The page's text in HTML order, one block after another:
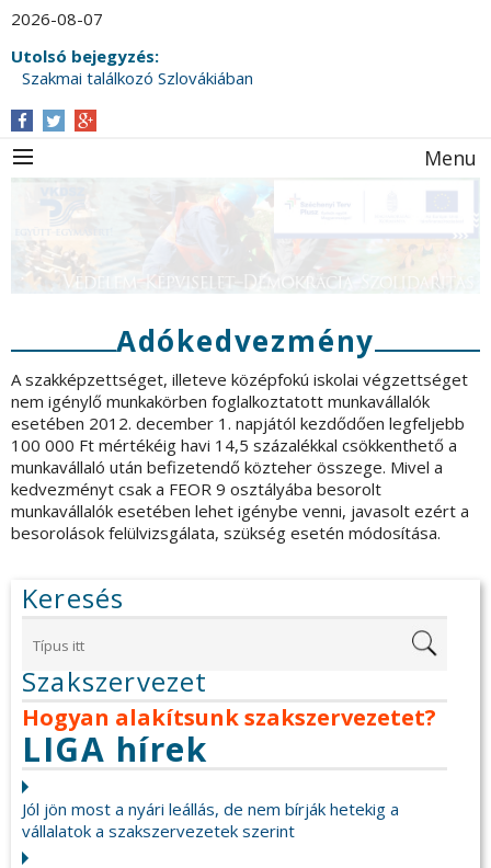
2026-08-07
Utolsó bejegyzés:
Szakmai találkozó Szlovákiában
Menu
Adókedvezmény
A szakképzettséget, illeteve középfokú iskolai végzettséget
nem igénylő munkakörben foglalkoztatott munkavállalók
esetében 2012. december 1. napjától kezdődően legfeljebb
100 000 Ft mértékéig havi 14,5 százalékkal csökkenthető a
munkavállaló után befizetendő közteher összege. Mivel a
kedvezményt csak a FEOR 9 osztályába besorolt
munkavállalók esetében lehet igénybe venni, javasolt ezért a
besorolások felülvizsgálata, szükség esetén módosítása.
Keresés
Szakszervezet
Hogyan alakítsunk szakszervezetet?
LIGA hírek
Jól jön most a nyári leállás, de nem bírják hetekig a
vállalatok a szakszervezetek szerint